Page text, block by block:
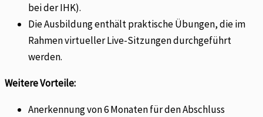
bei der IHK).
Die Ausbildung enthält praktische Übungen, die im
Rahmen virtueller Live-Sitzungen durchgeführt
werden.
Weitere Vorteile:
Anerkennung von 6 Monaten für den Abschluss